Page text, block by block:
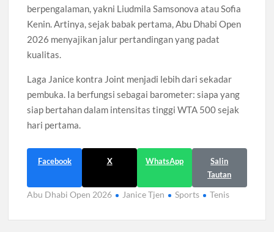
berpengalaman, yakni Liudmila Samsonova atau Sofia
Kenin. Artinya, sejak babak pertama, Abu Dhabi Open
2026 menyajikan jalur pertandingan yang padat
kualitas.
Laga Janice kontra Joint menjadi lebih dari sekadar
pembuka. Ia berfungsi sebagai barometer: siapa yang
siap bertahan dalam intensitas tinggi WTA 500 sejak
hari pertama.
Facebook X WhatsApp
Salin
Tautan
Abu Dhabi Open 2026 Janice Tjen Sports Tenis